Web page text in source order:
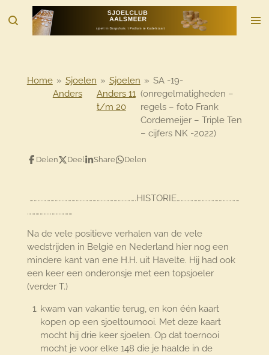
direct
Home » Sjoelen
Anders
» Sjoelen
Anders 11
t/m 20
» SA -19-
(onregelmatigheden –
regels – foto Frank
Cordemeijer – Triple Ten
– cijfers NK -2022)
Delen Deel Share Delen
………………………………………………………………….HISTORIE………………………………………
……………..……………
Na de vele positieve verhalen van de vele
wedstrijden in België en Nederland hier nog een
mindere kant van ene H.H. uit Havelte. Hij had ook
een keer een onderonsje met een topsjoeler
(verder T.)
kwam van vakantie terug, en kon één kaart
kopen op een sjoeltournooi. Met deze kaart
mocht hij drie keer sjoelen. Op dat toernooi
mocht je voor elke 148 die je haalde in de